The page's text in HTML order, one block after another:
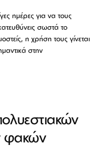
ημέρες για να τους
σωστά το
η χρήση τους γίνεται
στην
φακών